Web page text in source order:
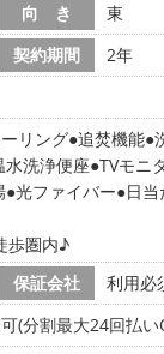
向 き 東
契約期間 2年
リング 追焚機能
水洗浄便座 TVモニ
光ファイバー 日
歩圏内♪
保証会社
利用
(分割最大24回払